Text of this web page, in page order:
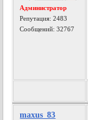
Администратор
Репутация:2483
Сообщений: 32767
maxus_83